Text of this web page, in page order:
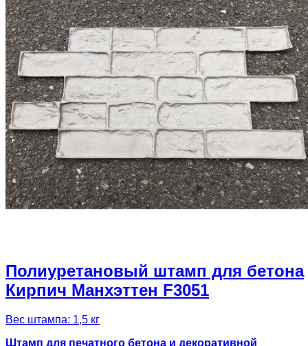
Полиуретановый штамп для бетона
Кирпич Манхэттен F3051
Вес штампа: 1,5 кг
Штамп для печатного бетона и декоративной